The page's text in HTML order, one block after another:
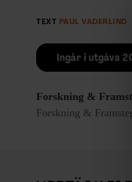
TEXT PAUL VADERLIND
Ingår i utgåva
Forskning &
Forskning &